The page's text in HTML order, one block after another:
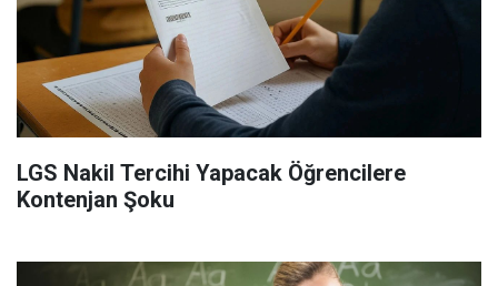
LGS Nakil Tercihi Yapacak Öğrencilere
Kontenjan Şoku